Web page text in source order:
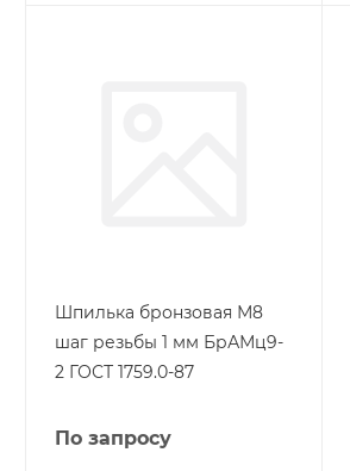
Шпилька бронзовая М8
шаг резьбы 1 мм БрАМц9-
2 ГОСТ 1759.0-87
По запросу